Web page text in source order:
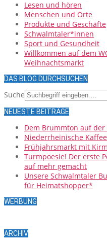
Lesen und hören
Menschen und Orte
Produkte und Geschäfte
Schwalmtaler*innen
Sport und Gesundheit
Willkommen auf dem
Weihnachtsmarkt
DAS BLOG DURCHSUCHEN
Suche
NEUESTE BEITRÄGE
Dem Brummton auf der
Niederrheinische
Frühjahrsmarkt mit
Turmpoesie! Der erste
auf mehr gemacht
Unsere Schwalmtaler
für Heimatshopper*
WERBUNG
ARCHIV